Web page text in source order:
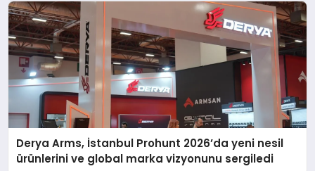
Derya Arms, İstanbul Prohunt 2026’da yeni nesil
ürünlerini ve global marka vizyonunu sergiledi